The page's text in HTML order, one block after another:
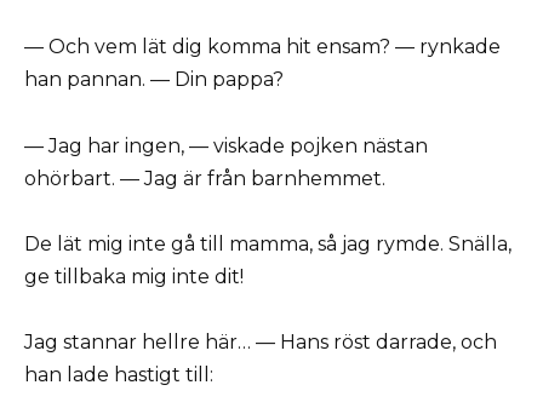
— Och vem lät dig komma hit ensam? — rynkade
han pannan. — Din pappa?
— Jag har ingen, — viskade pojken nästan
ohörbart. — Jag är från barnhemmet.
De lät mig inte gå till mamma, så jag rymde. Snälla,
ge tillbaka mig inte dit!
Jag stannar hellre här… — Hans röst darrade, och
han lade hastigt till: